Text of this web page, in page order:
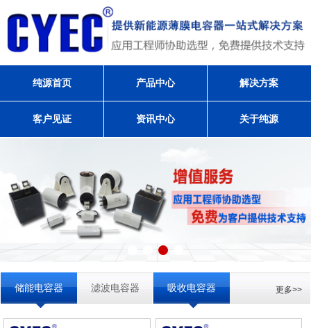
纯源首页 产品中心 解决方案
客户见证 资讯中心 关于纯源
储能电容器 滤波电容器 吸收电容器 更多>>